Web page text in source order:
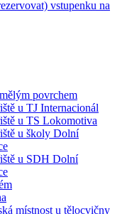
vstupenku na
povrchem
u TJ Internacionál
u TS Lokomotiva
u školy Dolní
u SDH Dolní
místnost u tělocvičny